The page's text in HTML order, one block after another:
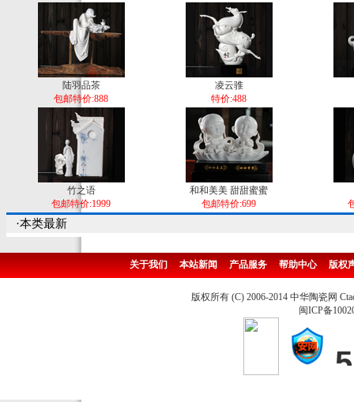
陆羽品茶
包邮特价:888
凌云骓
特价:488
竹之语
包邮特价:1999
和和美美 甜甜蜜蜜
包邮特价:699
·本类最新
关于我们 本站新闻 产品服务 帮助中心 版权
版权所有 (C) 2006-2014 中华陶瓷网
闽ICP备